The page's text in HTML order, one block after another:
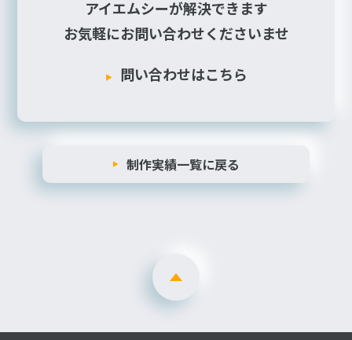
アイエムシーが解決できます
お気軽にお問い合わせくださいませ
問い合わせはこちら
制作実績一覧に戻る